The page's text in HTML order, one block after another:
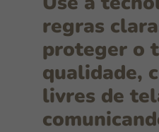
regras
proteger o
qualidade,
livres de